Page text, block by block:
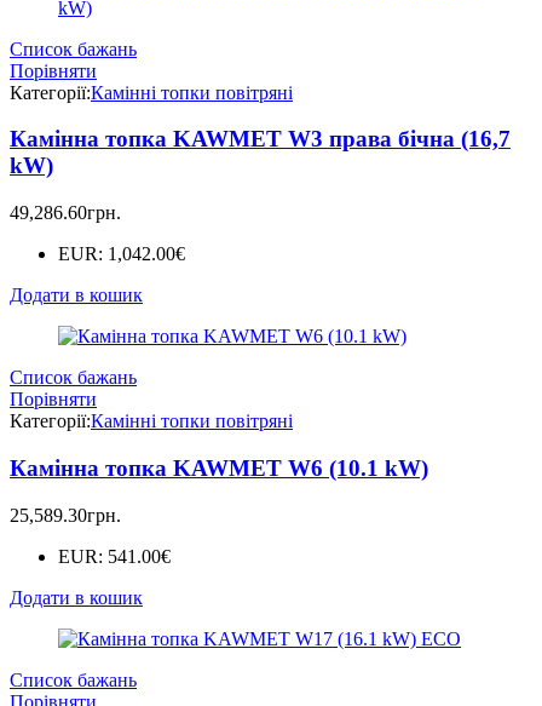
Список бажань
Порівняти
Категорії:Камінні топки повітряні
Камінна топка KAWMET W3 права бічна (16,7
kW)
49,286.60грн.
EUR: 1,042.00€
Додати в кошик
Список бажань
Порівняти
Категорії:Камінні топки повітряні
Камінна топка KAWMET W6 (10.1 kW)
25,589.30грн.
EUR: 541.00€
Додати в кошик
Список бажань
Порівняти